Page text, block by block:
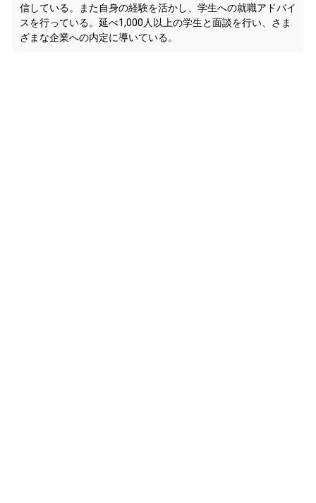
信している。また自身の経験を活かし、学生への就職アドバイ
スを行っている。延べ1,000人以上の学生と面談を行い、さま
ざまな企業への内定に導いている。